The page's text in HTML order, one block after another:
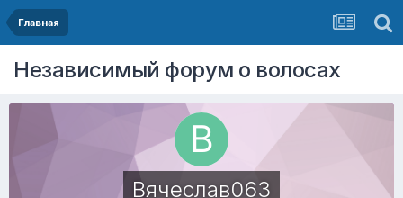
Главная
Независимый форум о волосах
Вячеслав063